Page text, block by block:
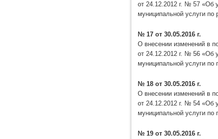
от 24.12.2012 г. № 57 «Об
муниципальной услуги
№ 17 от 30.05.2016 г.
О внесении изменений в
от 24.12.2012 г. № 56 «Об
муниципальной услуги
№ 18 от 30.05.2016 г.
О внесении изменений в
от 24.12.2012 г. № 54 «Об
муниципальной услуги
№ 19 от 30.05.2016 г.